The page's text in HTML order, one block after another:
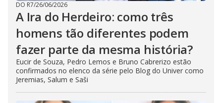
DO R7/26/06/2026
A Ira do Herdeiro: como três
homens tão diferentes podem
fazer parte da mesma história?
Eucir de Souza, Pedro Lemos e Bruno Cabrerizo estão
confirmados no elenco da série pelo Blog do Univer como
Jeremias, Salum e Saši